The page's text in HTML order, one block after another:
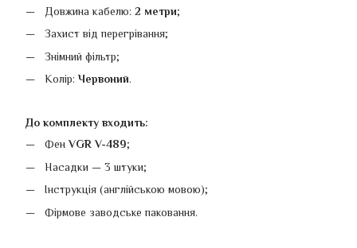
Довжина кабелю: 2 метри;
Захист від перегрівання;
Знімний фільтр;
Колір: Червоний.
До комплекту входить:
ФенVGR V-489;
Насадки — 3 штуки;
Інструкція (англійською мовою);
Фірмове заводське паковання.